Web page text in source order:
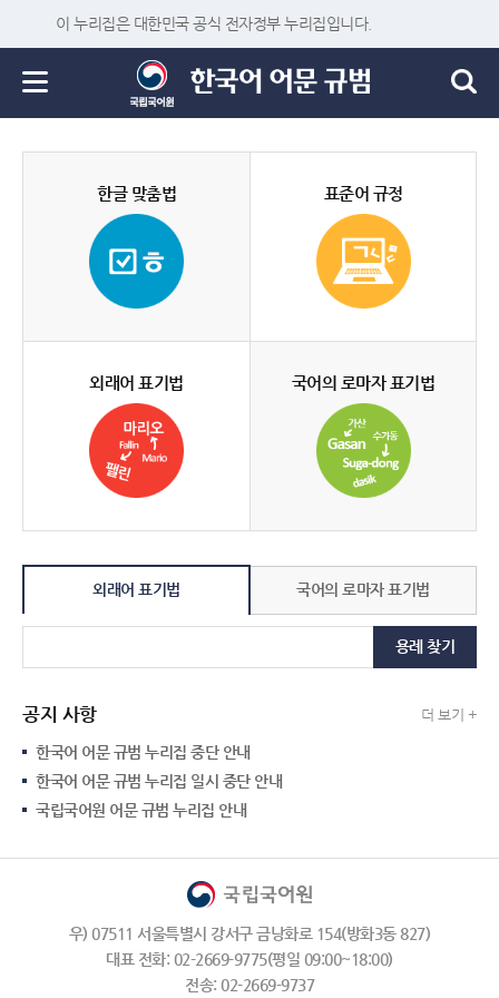
이 누리집은 대한민국 공식 전자정부 누리집입니다.
한글 맞춤법 표준어 규정
외래어 표기법 국어의 로마자 표기법
외래어 표기법 국어의 로마자 표기법
용례 찾기
공지 사항 더 보기 +
한국어 어문 규범 누리집 중단 안내
한국어 어문 규범 누리집 일시 중단 안내
국립국어원 어문 규범 누리집 안내
우) 07511 서울특별시 강서구 금낭화로 154(방화3동 827)
대표 전화: 02-2669-9775(평일 09:00~18:00)
전송: 02-2669-9737